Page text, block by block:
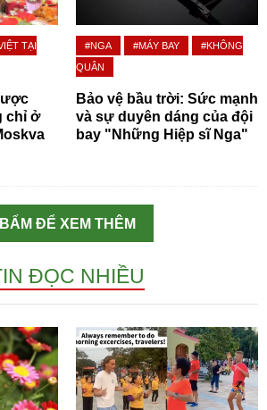
TẠI
chỉ ở
#NGA #MÁY BAY
#KHÔNG
QUÂN
Bảo vệ bầu trời: Sức mạnh
và sự duyên dáng của đội
bay "Những Hiệp sĩ Nga"
BẤM ĐỂ XEM THÊM
ĐỌC NHIỀU